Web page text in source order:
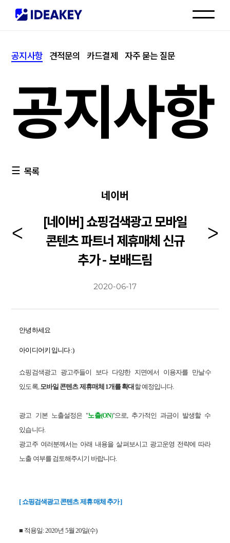
고객센터
공지사항 견적문의 카드결제 자주 묻는 질문
공지사항
목록
네이버
[네이버] 쇼핑검색광고 모바일
콘텐츠 파트너 제휴매체 신규
추가 - 보배드림
2020-06-17
안녕하세요
아이디어키 입니다 :)
쇼핑검색광고 광고주들이 보다 다양한 지면에서 이용자를 만날수
있도록,모바일 콘텐츠 제휴매체 1개를 확대 할 예정입니다.
광고 기본 노출설정은 "노출(ON)"으로, 추가적인 과금이 발생할 수
있습니다.
광고주 여러분께서는 아래 내용을 살펴보시고 광고운영 전략에 따라
노출 여부를 검토해주시기 바랍니다.
[ 쇼핑검색광고 콘텐츠 제휴 매체 추가 ]
■ 적용일: 2020년 5월 20일(수)